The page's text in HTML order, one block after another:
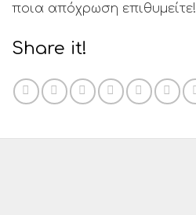
ποια απόχρωση επιθυμείτε!
Share it!